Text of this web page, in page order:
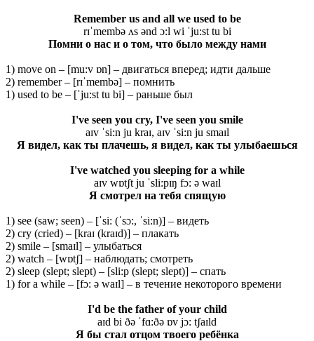
Remember us and all we used to be
rɪˈmembə ʌs ənd ɔ:l wi ˈju:st tu bi
Помни о нас и о том, что было между нами
1) move on – [mu:v ɒn] – двигаться вперед; идти дальше
2) remember – [rɪˈmembə] – помнить
1) used to be – [ˈju:st tu bi] – раньше был
I've seen you cry, I've seen you smile
aɪv ˈsi:n ju kraɪ, aɪv ˈsi:n ju smaɪl
Я видел, как ты плачешь, я видел, как ты улыбаешься
I've watched you sleeping for a while
aɪv wɒtʃt ju ˈsli:pɪŋ fɔ: ə waɪl
Я смотрел на тебя спящую
1) see (saw; seen) – [ˈsi: (ˈsɔ:, ˈsi:n)] – видеть
2) cry (cried) – [kraɪ (kraɪd)] – плакать
2) smile – [smaɪl] – улыбаться
2) watch – [wɒtʃ] – наблюдать; смотреть
2) sleep (slept; slept) – [sli:p (slept; slept)] – спать
1) for a while – [fɔ: ə waɪl] – в течение некоторого времени
I'd be the father of your child
aɪd bi ðə ˈfɑ:ðə ɒv jɔ: tʃaɪld
Я бы стал отцом твоего ребёнка